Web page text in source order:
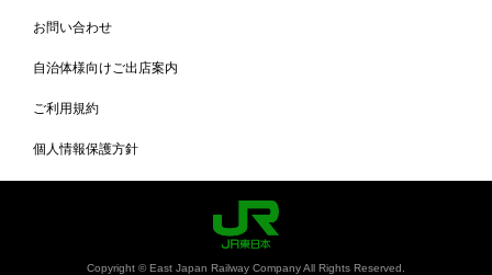
お問い合わせ
自治体様向けご出店案内
ご利用規約
個人情報保護方針
Copyright © East Japan Railway Company All Rights Reserved.